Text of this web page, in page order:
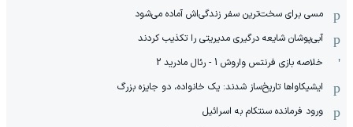
مسی برای سخت‌ترین سفر زندگی‌اش آماده می‌شود
آبی‌پوشان شایعه درگیری مدیریتی را تکذیب کردند
خلاصه بازی فرنتس واروش 1 - رئال مادرید 2
ایشیکاوا‌ها تاریخ‌ساز شدند: یک خانواده، دو جایزه بزرگ
ورود فرمانده سنتکام به اسرائیل